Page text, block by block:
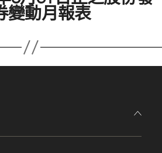
變動月報表